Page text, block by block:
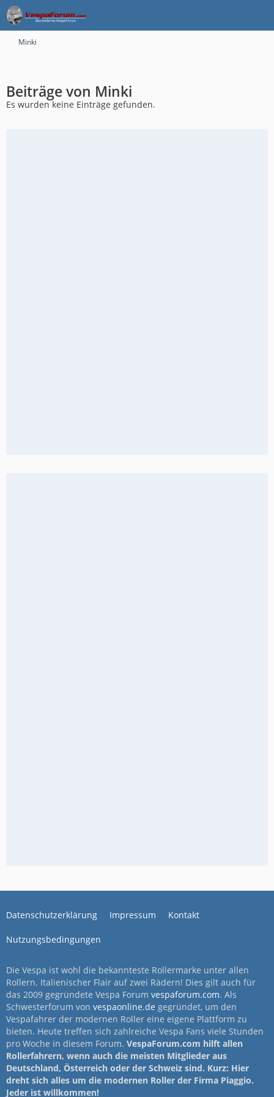
Minki
Beiträge von Minki
Es wurden keine Einträge gefunden.
Datenschutzerklärung Impressum Kontakt
Nutzungsbedingungen
Die Vespa ist wohl die bekannteste Rollermarke unter allen
Rollern. Italienischer Flair auf zwei Rädern! Dies gilt auch für
das 2009 gegründete Vespa Forum vespaforum.com. Als
Schwesterforum von vespaonline.de gegründet, um den
Vespafahrer der modernen Roller eine eigene Plattform zu
bieten. Heute treffen sich zahlreiche Vespa Fans viele Stunden
pro Woche in diesem Forum. VespaForum.com hilft allen
Rollerfahrern, wenn auch die meisten Mitglieder aus
Deutschland, Österreich oder der Schweiz sind. Kurz: Hier
dreht sich alles um die modernen Roller der Firma Piaggio.
Jeder ist willkommen!